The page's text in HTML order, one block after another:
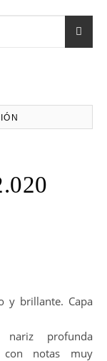
y brillante. Capa
nariz profunda
con notas muy